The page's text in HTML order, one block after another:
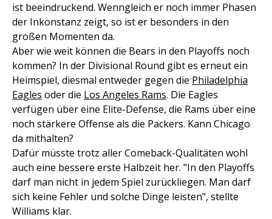
ist beeindruckend. Wenngleich er noch immer Phasen
der Inkonstanz zeigt, so ist er besonders in den
großen Momenten da.
Aber wie weit können die Bears in den Playoffs noch
kommen? In der Divisional Round gibt es erneut ein
Heimspiel, diesmal entweder gegen die Philadelphia
Eagles oder die Los Angeles Rams. Die Eagles
verfügen über eine Elite-Defense, die Rams über eine
noch stärkere Offense als die Packers. Kann Chicago
da mithalten?
Dafür müsste trotz aller Comeback-Qualitäten wohl
auch eine bessere erste Halbzeit her. "In den Playoffs
darf man nicht in jedem Spiel zurückliegen. Man darf
sich keine Fehler und solche Dinge leisten", stellte
Williams klar.